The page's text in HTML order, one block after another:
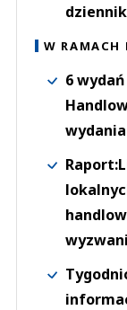
W RAMACH
6
wydania